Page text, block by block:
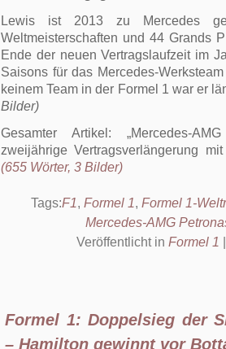
Lewis ist 2013 zu Mercedes
Weltmeisterschaften und 44 Grands
Ende der neuen Vertragslaufzeit im
Saisons für das Mercedes-
keinem Team in der Formel 1 war er
Bilder)
Gesamter Artikel: Mercedes-
zweijährige Vertragsverlängerung
(655 Wörter, 3 Bilder)
Tags:F1, Formel 1, Formel 1-
Mercedes-AMG
Veröffentlicht in Formel 1
Formel 1: Doppelsieg der
– Hamilton gewinnt vor